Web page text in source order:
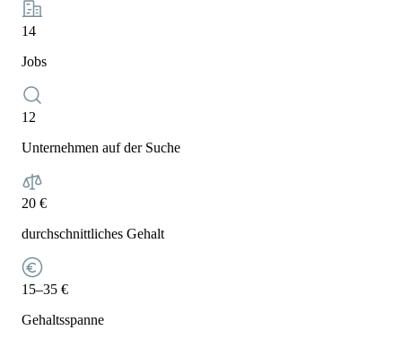
14
Jobs
12
Unternehmen auf der Suche
20 €
durchschnittliches Gehalt
15–35 €
Gehaltsspanne